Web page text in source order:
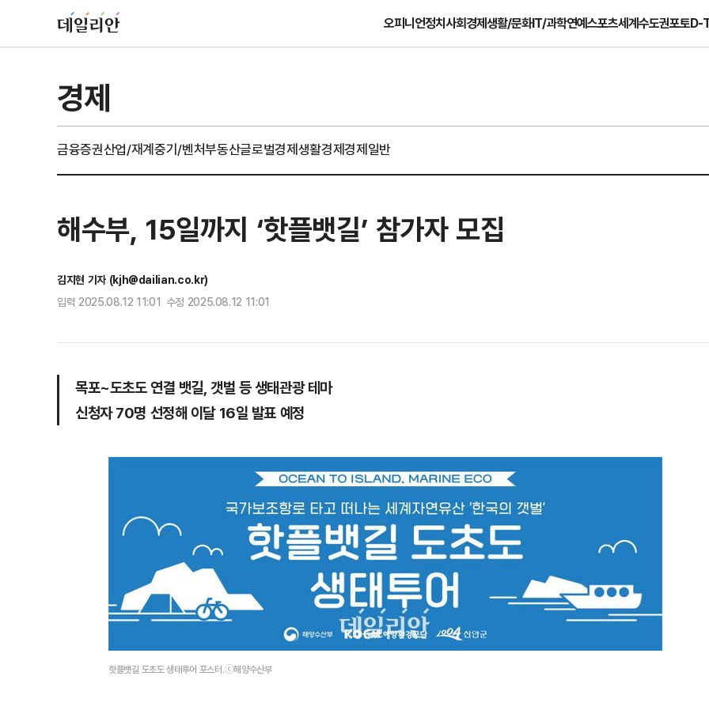
오피니언정치사회경제생활/문화IT/과학연예스포츠세계수도권포토D-
경제
금융증권산업/재계중기/벤처부동산글로벌경제생활경제경제일반
해수부, 15일까지 ‘핫플뱃길’ 참가자 모집
김지현 기자 (kjh@dailian.co.kr)
입력 2025.08.12 11:01 수정 2025.08.12 11:01
목포~도초도 연결 뱃길, 갯벌 등 생태관광 테마
신청자 70명 선정해 이달 16일 발표 예정
핫플뱃길 도초도 생태투어 포스터.ⓒ해양수산부